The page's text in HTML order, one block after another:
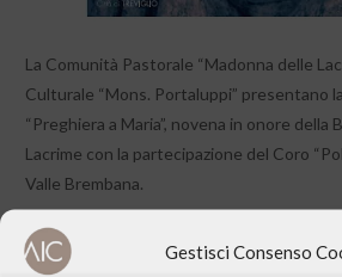
Gestisci Consenso
La Comunità Pastorale “Madonna delle
Culturale “Mons. Portaluppi” presentano
“Preghiera a Maria”, novena in onore della
Lacrime con la partecipazione del Coro
Valle Brembana.